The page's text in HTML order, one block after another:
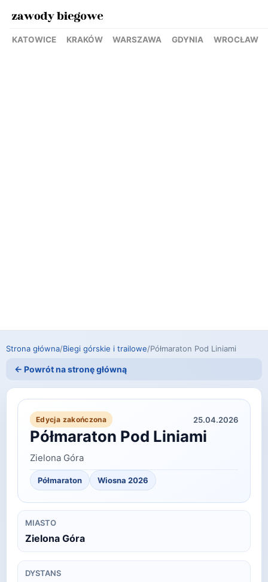
KATOWICE KRAKÓW WARSZAWA GDYNIA WROCŁAW
Strona główna/Biegi górskie i trailowe/Półmaraton Pod Liniami
← Powrót na stronę główną
Edycja zakończona 25.04.2026
Półmaraton Pod Liniami
Zielona Góra
Półmaraton Wiosna 2026
MIASTO
Zielona Góra
DYSTANS